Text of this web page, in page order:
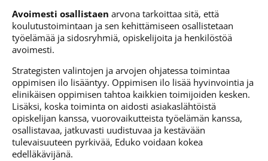
Avoimesti osallistaen arvona tarkoittaa sitä, että
koulutustoimintaan ja sen kehittämiseen osallistetaan
työelämää ja sidosryhmiä, opiskelijoita ja henkilöstöä
avoimesti.
Strategisten valintojen ja arvojen ohjatessa toimintaa
oppimisen ilo lisääntyy. Oppimisen ilo lisää hyvinvointia ja
elinikäisen oppimisen tahtoa kaikkien toimijoiden kesken.
Lisäksi, koska toiminta on aidosti asiakaslähtöistä
opiskelijan kanssa, vuorovaikutteista työelämän kanssa,
osallistavaa, jatkuvasti uudistuvaa ja kestävään
tulevaisuuteen pyrkivää, Eduko voidaan kokea
edelläkävijänä.